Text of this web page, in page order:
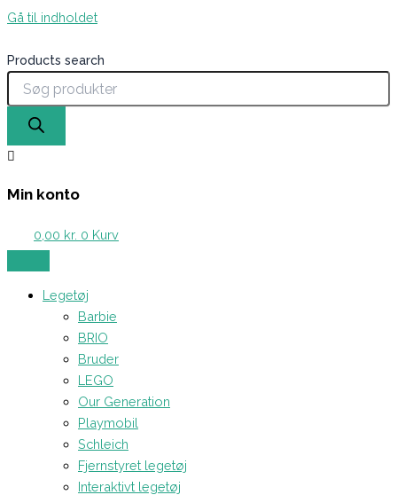
Gå til indholdet
Products search
Min konto
0,00 kr. 0 Kurv
Legetøj
Barbie
BRIO
Bruder
LEGO
Our Generation
Playmobil
Schleich
Fjernstyret legetøj
Interaktivt legetøj